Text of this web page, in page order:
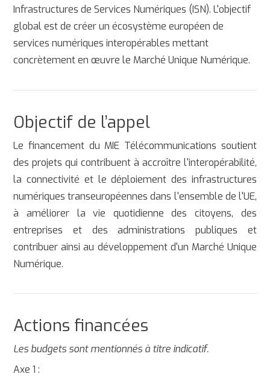
Infrastructures de Services Numériques (ISN). L'objectif
global est de créer un écosystème européen de
services numériques interopérables mettant
concrètement en œuvre le Marché Unique Numérique.
Objectif de l’appel
Le financement du MIE Télécommunications soutient
des projets qui contribuent à accroître l'interopérabilité,
la connectivité et le déploiement des infrastructures
numériques transeuropéennes dans l'ensemble de l'UE,
à améliorer la vie quotidienne des citoyens, des
entreprises et des administrations publiques et
contribuer ainsi au développement d'un Marché Unique
Numérique.
Actions financées
Les budgets sont mentionnés à titre indicatif.
Axe 1 :